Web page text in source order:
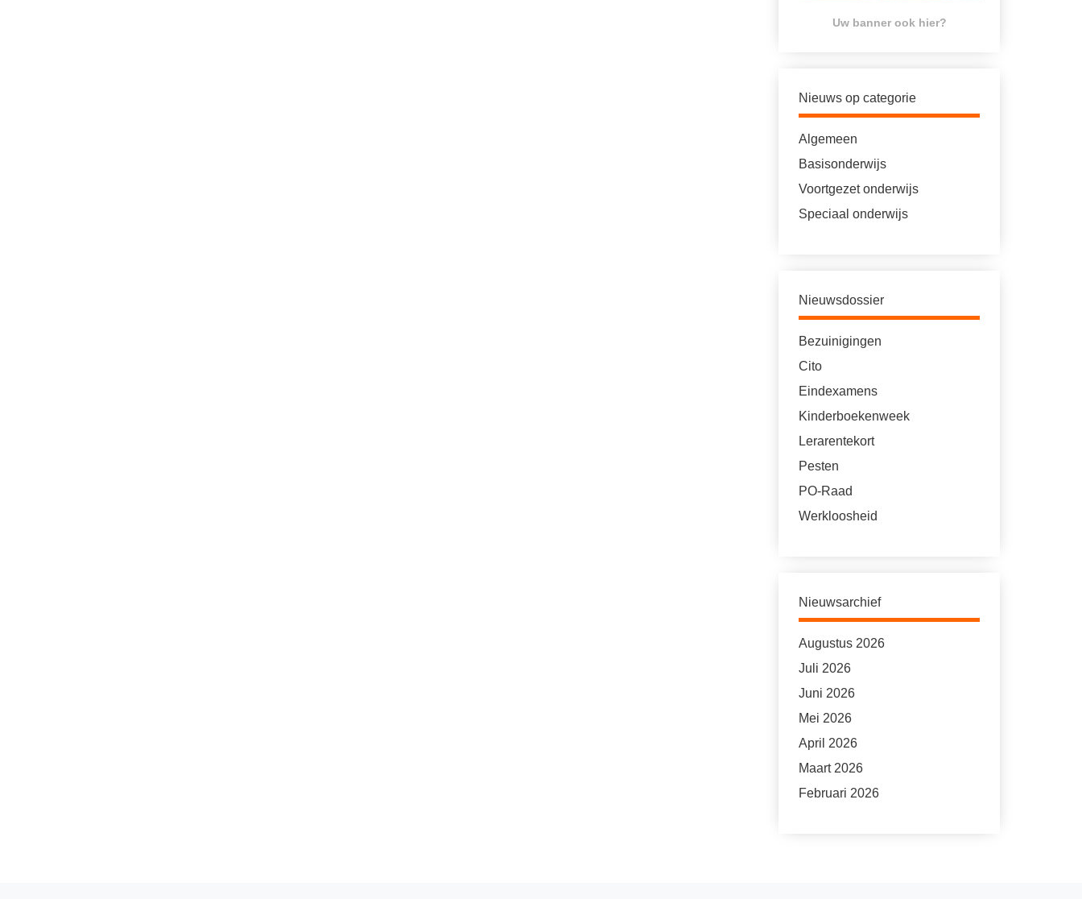
Uw banner ook hier?
Nieuws op categorie
Algemeen
Basisonderwijs
Voortgezet onderwijs
Speciaal onderwijs
Nieuwsdossier
Bezuinigingen
Cito
Eindexamens
Kinderboekenweek
Lerarentekort
Pesten
PO-Raad
Werkloosheid
Nieuwsarchief
Augustus 2026
Juli 2026
Juni 2026
Mei 2026
April 2026
Maart 2026
Februari 2026